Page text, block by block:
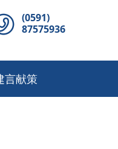
(0591)
87575936
言献策